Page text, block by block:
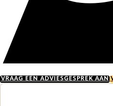
VRAAG EEN ADVIESGESPREK AAN